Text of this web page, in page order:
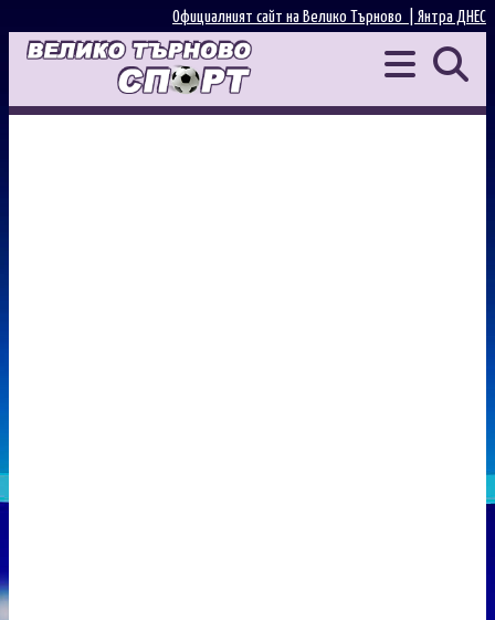
Янтра ДНЕС
Официалният сайт на Велико Търново |